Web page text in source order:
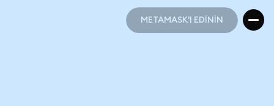
METAMASK'I EDİNİN